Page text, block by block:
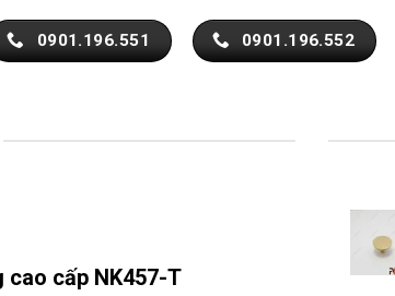
0901.196.551 0901.196.552
cấp NK457-T